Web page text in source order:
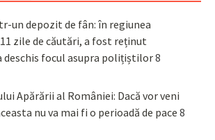
un depozit de fân: în regiunea
zile de căutări, a fost reținut
deschis focul asupra polițiștilor8
Apărării al României: Dacă vor veni
nu va mai fi o perioadă de pace 8